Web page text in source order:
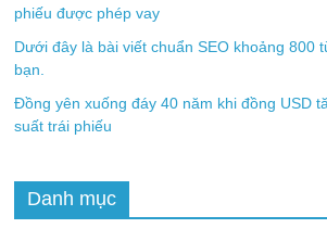
phiếu được phép vay
Dưới đây là bài viết chuẩn SEO khoảng 800
bạn.
Đồng yên xuống đáy 40 năm khi đồng USD
suất trái phiếu
Danh mục